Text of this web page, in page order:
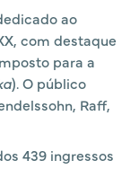
ao
com destaque
para a
). O público
Raff,
439 ingressos